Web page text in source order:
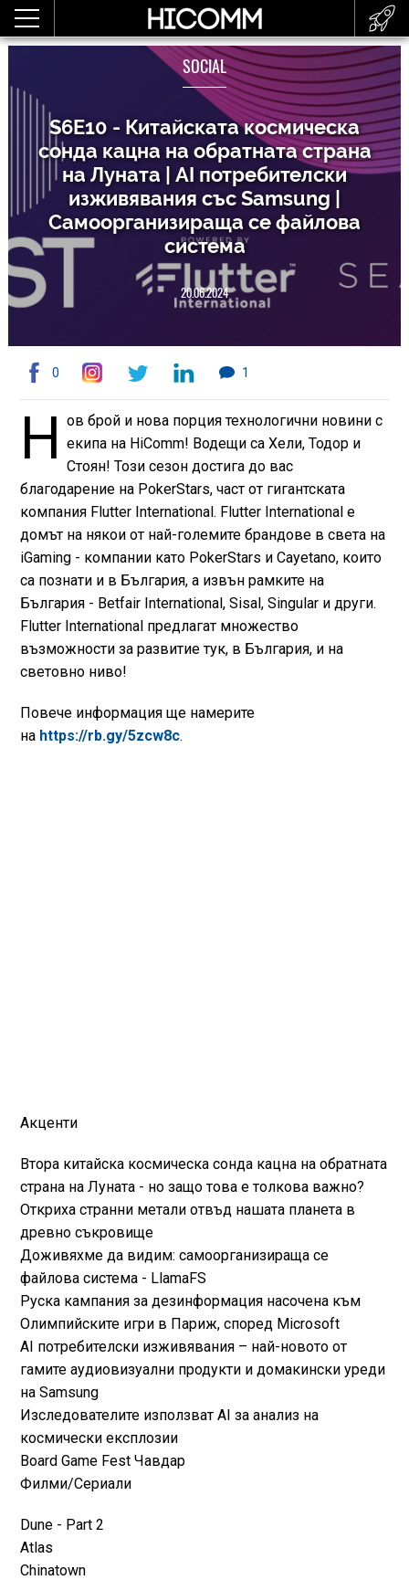
SOCIAL
S6E10 - Китайската космическа
сонда кацна на обратната страна
на Луната | AI потребителски
изживявания със Samsung⁠ |
Самоорганизираща се файлова
система
20.06.2024
0 1
Н ов брой и нова порция технологични новини с
екипа на HiComm! Водещи са Хели, Тодор и
Стоян! Този сезон достига до вас
благодарение на PokerStars, част от гигантската
компания Flutter International. Flutter International е
домът на някои от най-големите брандове в света на
iGaming - компании като PokerStars и Cayetano, които
са познати и в България, а извън рамките на
България - Betfair International, Sisal, Singular и други.
Flutter International предлагат множество
възможности за развитие тук, в България, и на
световно ниво!
Повече информация ще намерите
на ⁠⁠⁠⁠⁠⁠⁠⁠⁠https://rb.gy/5zcw8c⁠⁠⁠⁠⁠⁠⁠⁠⁠.
Акценти
⁠Втора китайска космическа сонда кацна на обратната
страна на Луната - но защо това е толкова важно?⁠
⁠Откриха странни метали отвъд нашата планета в
древно съкровище⁠
⁠Доживяхме да видим: самоорганизираща се
файлова система - LlamaFS⁠
⁠Руска кампания за дезинформация насочена към
Олимпийските игри в Париж, според Microsoft⁠
⁠AI потребителски изживявания – най-новото от
гамите аудиовизуални продукти и домакински уреди
на Samsung⁠
⁠Изследователите използват AI за анализ на
космически експлозии⁠
⁠Board Game Fest Чавдар⁠
Филми/Сериали
Dune - Part 2
Atlas
Chinatown